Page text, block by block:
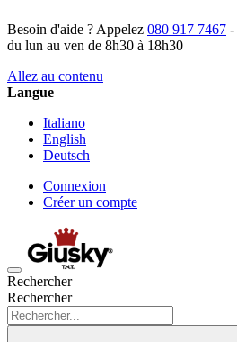
Besoin d'aide ? Appelez 080 917 7467 -
du lun au ven de 8h30 à 18h30
Allez au contenu
Langue
Italiano
English
Deutsch
Connexion
Créer un compte
Rechercher
Rechercher